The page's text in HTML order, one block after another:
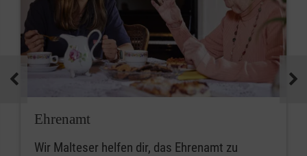
Ehrenamt
Wir Malteser helfen dir, das Ehrenamt zu